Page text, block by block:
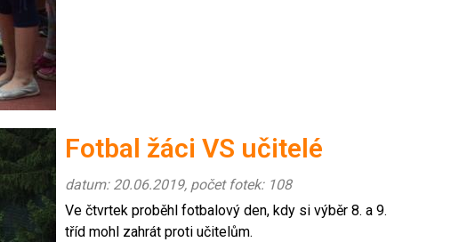
Fotbal žáci VS učitelé
datum: 20.06.2019, počet fotek: 108
Ve čtvrtek proběhl fotbalový den, kdy si výběr 8. a 9.
tříd mohl zahrát proti učitelům.